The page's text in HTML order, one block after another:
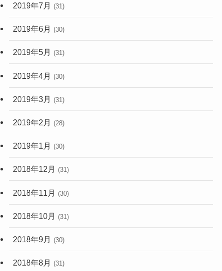
2019年7月 (31)
2019年6月 (30)
2019年5月 (31)
2019年4月 (30)
2019年3月 (31)
2019年2月 (28)
2019年1月 (30)
2018年12月 (31)
2018年11月 (30)
2018年10月 (31)
2018年9月 (30)
2018年8月 (31)